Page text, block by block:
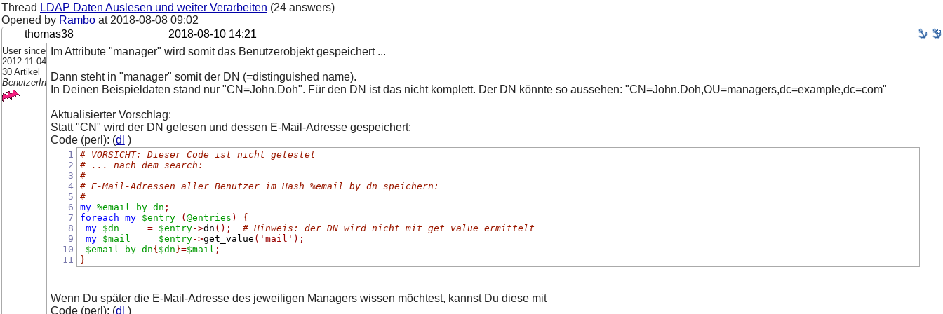
Thread LDAP Daten Auslesen und weiter Verarbeiten (24 answers)
Opened by Rambo at 2018-08-08 09:02
thomas38
2018-08-10 14:21
User since
2012-11-04
30 Artikel
BenutzerIn
Im Attribute "manager" wird somit das Benutzerobjekt gespeichert ...
Dann steht in "manager" somit der DN (=distinguished name).
In Deinen Beispieldaten stand nur "CN=John.Doh". Für den DN ist das nicht komplett. Der DN könnte so aussehen: "CN=John.Doh,OU=managers,dc=example,dc=com"
Aktualisierter Vorschlag:
Statt "CN" wird der DN gelesen und dessen E-Mail-Adresse gespeichert:
Code (perl): (dl )
1
2
3
4
5
6
7
8
9
10
11
# VORSICHT: Dieser Code ist nicht getestet
# ... nach dem search:
#
# E-Mail-Adressen aller Benutzer im Hash %email_by_dn speichern:
#
my %email_by_dn ;
foreach my $entry ( @entries )
{
my
$dn = $entry->dn ();
# Hinweis: der DN wird nicht mit get_value ermittelt
my
$mail = $entry->get_value ( 'mail' );
$email_by_dn{ $dn }=$mail ;
}
Wenn Du später die E-Mail-Adresse des jeweiligen Managers wissen möchtest, kannst Du diese mit
Code (perl): (dl )